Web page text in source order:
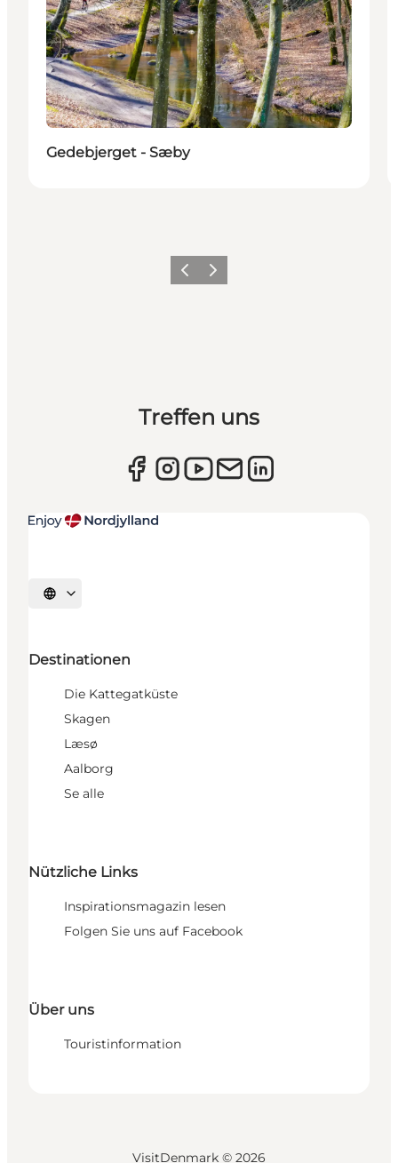
Gedebjerget - Sæby
ZurückWeiter
Treffen uns
Sprache auswählen
Destinationen
Die Kattegatküste
Skagen
Læsø
Aalborg
Se alle
Nützliche Links
Inspirationsmagazin lesen
Folgen Sie uns auf Facebook
Über uns
Touristinformation
VisitDenmark © 2026